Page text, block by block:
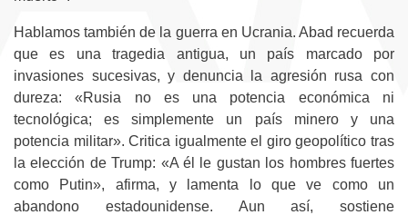
Hablamos también de la guerra en Ucrania. Abad recuerda
que es una tragedia antigua, un país marcado por
invasiones sucesivas, y denuncia la agresión rusa con
dureza: «Rusia no es una potencia económica ni
tecnológica; es simplemente un país minero y una
potencia militar». Critica igualmente el giro geopolítico tras
la elección de Trump: «A él le gustan los hombres fuertes
como Putin», afirma, y lamenta lo que ve como un
abandono estadounidense. Aun así, sostiene